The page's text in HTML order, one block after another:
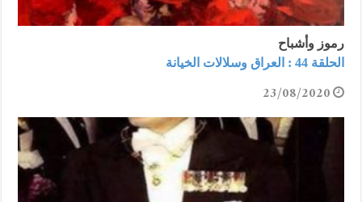
رموز وأشباح
الحلقة 44 : العراق وسلالات الخيانة
23/08/2020